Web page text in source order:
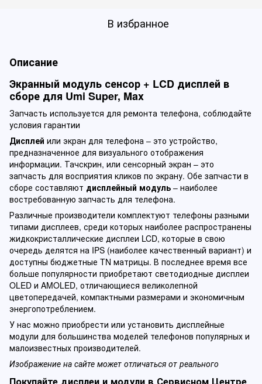
В избранное
Описание
Экранный модуль сенсор + LCD дисплей в
сборе для Umi Super, Max
Запчасть используется для ремонта телефона, соблюдайте
условия гарантии
Дисплей или экран для телефона – это устройство,
предназначенное для визуального отображения
информации. Тачскрин, или сенсорный экран – это
запчасть для восприятия кликов по экрану. Обе запчасти в
сборе составляют дисплейный модуль – наиболее
востребованную запчасть для телефона.
Различные производители комплектуют телефоны разными
типами дисплеев, среди которых наиболее распространены
жидкокристаллические дисплеи LCD, которые в свою
очередь делятся на IPS (наиболее качественный вариант) и
доступны бюджетные TN матрицы. В последнее время все
больше популярности приобретают светодиодные дисплеи
OLED и AMOLED, отличающиеся великолепной
цветопередачей, компактными размерами и экономичным
энергопотреблением.
У нас можно приобрести или установить дисплейные
модули для большинства моделей телефонов популярных и
малоизвестных производителей.
Изображение на сайте может отличаться от реального